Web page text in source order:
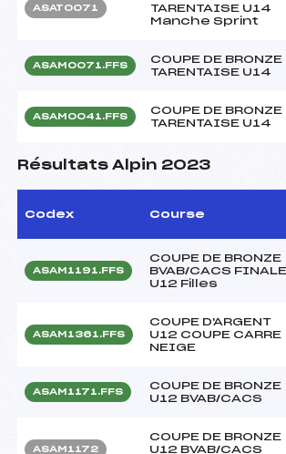
ASAT0071
TARENTAISE U14
Manche Sprint
ASAM0071.FFS
COUPE DE BRONZE
TARENTAISE U14
ASAM0041.FFS
COUPE DE BRONZE
TARENTAISE U14
Résultats Alpin 2023
Codex Course
ASAM1191.FFS
COUPE DE BRONZE
BVAB/CACS FINALE
U12 Filles
ASAM1361.FFS
COUPE D'ARGENT
U12 COUPE CARRE
NEIGE
ASAM1171.FFS
COUPE DE BRONZE
U12 BVAB/CACS
ASAM1172
COUPE DE BRONZE
U12 BVAB/CACS